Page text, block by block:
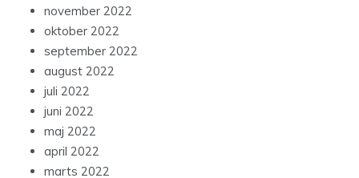
november 2022
oktober 2022
september 2022
august 2022
juli 2022
juni 2022
maj 2022
april 2022
marts 2022